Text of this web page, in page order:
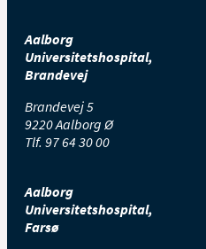
Aalborg
Universitetshospital,
Brandevej
Brandevej 5
9220 Aalborg Ø
Tlf. 97 64 30 00
Aalborg
Universitetshospital,
Farsø